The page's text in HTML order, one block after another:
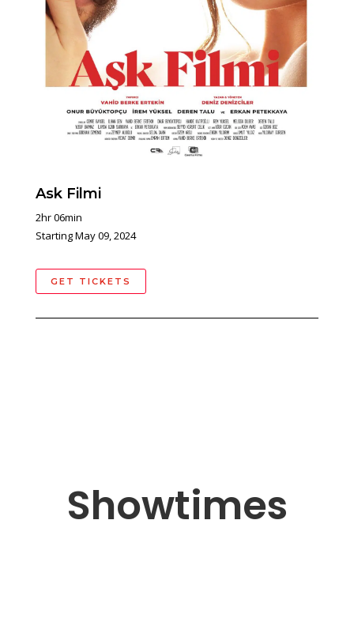
Ask Filmi
2hr 06min
Starting May 09, 2024
GET TICKETS
Showtimes